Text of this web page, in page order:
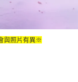
與照片有異※